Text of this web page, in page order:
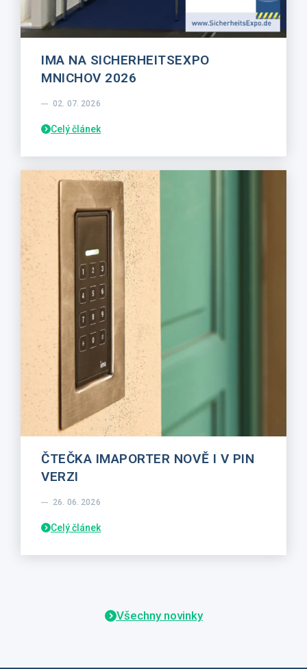
IMA NA SICHERHEITSEXPO
MNICHOV 2026
02. 07. 2026
Celý článek
ČTEČKA IMAPORTER NOVĚ I V PIN
VERZI
26. 06. 2026
Celý článek
Všechny novinky